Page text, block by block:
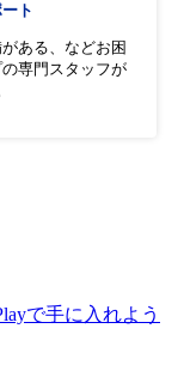
ト
ある、などお困
専門スタッフが